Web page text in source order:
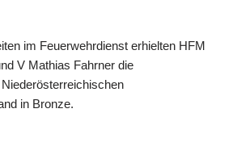
im Feuerwehrdienst erhielten HFM
V Mathias Fahrner die
in Bronze.